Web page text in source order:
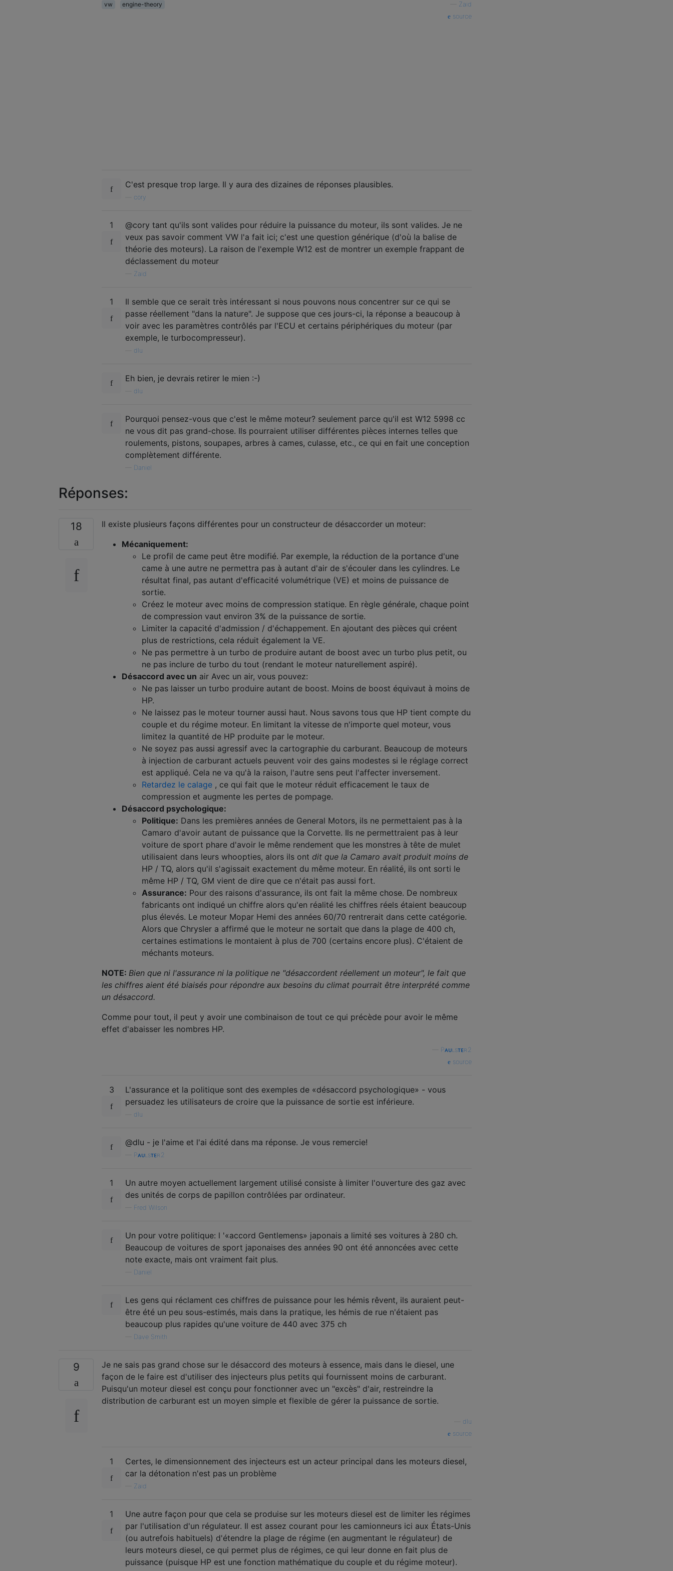
vw engine-theory
Zaid
source
C'est presque trop large. Il y aura des dizaines de réponses plausibles.
cory
1
@cory tant qu'ils sont valides pour réduire la puissance du moteur, ils sont valides. Je ne
veux pas savoir comment VW l'a fait ici; c'est une question générique (d'où la balise de
théorie des moteurs). La raison de l'exemple W12 est de montrer un exemple frappant de
déclassement du moteur
Zaid
1
Il semble que ce serait très intéressant si nous pouvons nous concentrer sur ce qui se
passe réellement "dans la nature". Je suppose que ces jours-ci, la réponse a beaucoup à
voir avec les paramètres contrôlés par l'ECU et certains périphériques du moteur (par
exemple, le turbocompresseur).
dlu
Eh bien, je devrais retirer le mien :-)
dlu
Pourquoi pensez-vous que c'est le même moteur? seulement parce qu'il est W12 5998 cc
ne vous dit pas grand-chose. Ils pourraient utiliser différentes pièces internes telles que
roulements, pistons, soupapes, arbres à cames, culasse, etc., ce qui en fait une conception
complètement différente.
Daniel
Réponses:
18
Il existe plusieurs façons différentes pour un constructeur de désaccorder un moteur:
Mécaniquement:
Le profil de came peut être modifié. Par exemple, la réduction de la portance d'une
came à une autre ne permettra pas à autant d'air de s'écouler dans les cylindres. Le
résultat final, pas autant d'efficacité volumétrique (VE) et moins de puissance de
sortie.
Créez le moteur avec moins de compression statique. En règle générale, chaque point
de compression vaut environ 3% de la puissance de sortie.
Limiter la capacité d'admission / d'échappement. En ajoutant des pièces qui créent
plus de restrictions, cela réduit également la VE.
Ne pas permettre à un turbo de produire autant de boost avec un turbo plus petit, ou
ne pas inclure de turbo du tout (rendant le moteur naturellement aspiré).
Désaccord avec un air Avec un air, vous pouvez:
Ne pas laisser un turbo produire autant de boost. Moins de boost équivaut à moins de
HP.
Ne laissez pas le moteur tourner aussi haut. Nous savons tous que HP tient compte du
couple et du régime moteur. En limitant la vitesse de n'importe quel moteur, vous
limitez la quantité de HP produite par le moteur.
Ne soyez pas aussi agressif avec la cartographie du carburant. Beaucoup de moteurs
à injection de carburant actuels peuvent voir des gains modestes si le réglage correct
est appliqué. Cela ne va qu'à la raison, l'autre sens peut l'affecter inversement.
Retardez le calage , ce qui fait que le moteur réduit efficacement le taux de
compression et augmente les pertes de pompage.
Désaccord psychologique:
Politique: Dans les premières années de General Motors, ils ne permettaient pas à la
Camaro d'avoir autant de puissance que la Corvette. Ils ne permettraient pas à leur
voiture de sport phare d'avoir le même rendement que les monstres à tête de mulet
utilisaient dans leurs whoopties, alors ils ont dit que la Camaro avait produit moins de
HP / TQ, alors qu'il s'agissait exactement du même moteur. En réalité, ils ont sorti le
même HP / TQ, GM vient de dire que ce n'était pas aussi fort.
Assurance: Pour des raisons d'assurance, ils ont fait la même chose. De nombreux
fabricants ont indiqué un chiffre alors qu'en réalité les chiffres réels étaient beaucoup
plus élevés. Le moteur Mopar Hemi des années 60/70 rentrerait dans cette catégorie.
Alors que Chrysler a affirmé que le moteur ne sortait que dans la plage de 400 ch,
certaines estimations le montaient à plus de 700 (certains encore plus). C'étaient de
méchants moteurs.
NOTE: Bien que ni l'assurance ni la politique ne "désaccordent réellement un moteur", le fait que
les chiffres aient été biaisés pour répondre aux besoins du climat pourrait être interprété comme
un désaccord.
Comme pour tout, il peut y avoir une combinaison de tout ce qui précède pour avoir le même
effet d'abaisser les nombres HP.
Pᴀᴜʟsᴛᴇʀ2
source
3
L'assurance et la politique sont des exemples de «désaccord psychologique» - vous
persuadez les utilisateurs de croire que la puissance de sortie est inférieure.
dlu
@dlu - je l'aime et l'ai édité dans ma réponse. Je vous remercie!
Pᴀᴜʟsᴛᴇʀ2
1
Un autre moyen actuellement largement utilisé consiste à limiter l'ouverture des gaz avec
des unités de corps de papillon contrôlées par ordinateur.
Fred Wilson
Un pour votre politique: l '«accord Gentlemens» japonais a limité ses voitures à 280 ch.
Beaucoup de voitures de sport japonaises des années 90 ont été annoncées avec cette
note exacte, mais ont vraiment fait plus.
Daniel
Les gens qui réclament ces chiffres de puissance pour les hémis rêvent, ils auraient peut-
être été un peu sous-estimés, mais dans la pratique, les hémis de rue n'étaient pas
beaucoup plus rapides qu'une voiture de 440 avec 375 ch
Dave Smith
9
Je ne sais pas grand chose sur le désaccord des moteurs à essence, mais dans le diesel, une
façon de le faire est d'utiliser des injecteurs plus petits qui fournissent moins de carburant.
Puisqu'un moteur diesel est conçu pour fonctionner avec un "excès" d'air, restreindre la
distribution de carburant est un moyen simple et flexible de gérer la puissance de sortie.
dlu
source
1
Certes, le dimensionnement des injecteurs est un acteur principal dans les moteurs diesel,
car la détonation n'est pas un problème
Zaid
1
Une autre façon pour que cela se produise sur les moteurs diesel est de limiter les régimes
par l'utilisation d'un régulateur. Il est assez courant pour les camionneurs ici aux États-Unis
(ou autrefois habituels) d'étendre la plage de régime (en augmentant le régulateur) de
leurs moteurs diesel, ce qui permet plus de régimes, ce qui leur donne en fait plus de
puissance (puisque HP est une fonction mathématique du couple et du régime moteur).